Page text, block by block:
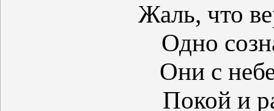
Жаль, что
Одно
Они с
Покой и